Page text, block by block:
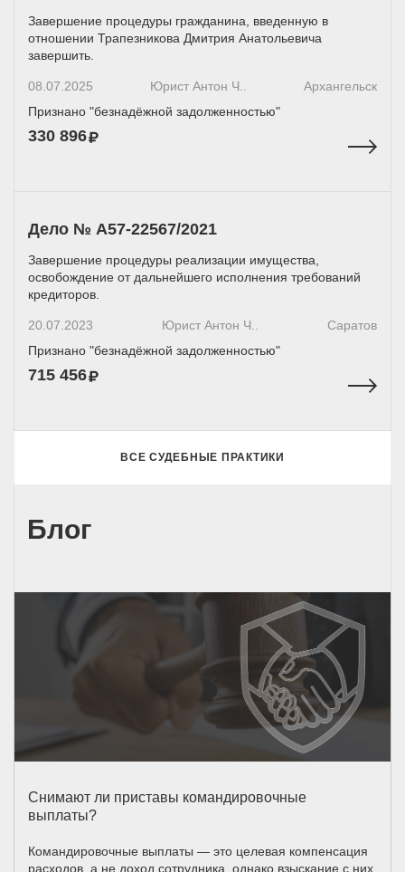
Завершение процедуры гражданина, введенную в
отношении Трапезникова Дмитрия Анатольевича
завершить.
08.07.2025 Юрист Антон Ч..
Архангельск
Признано "безнадёжной задолженностью"
330 896
Дело № А57-22567/2021
Завершение процедуры реализации имущества,
освобождение от дальнейшего исполнения требований
кредиторов.
20.07.2023 Юрист Антон Ч..
Саратов
Признано "безнадёжной задолженностью"
715 456
ВСЕ СУДЕБНЫЕ ПРАКТИКИ
Блог
Снимают ли приставы командировочные
выплаты?
Командировочные выплаты — это целевая компенсация
расходов, а не доход сотрудника, однако взыскание с них